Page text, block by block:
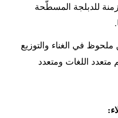
للدبلجة المسطّحة
في الغناء والتوزيع
متعدد اللغات ومتعدد